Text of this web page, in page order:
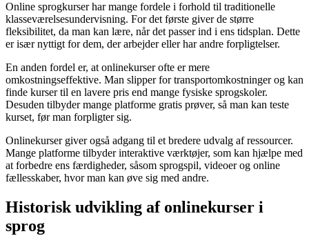
Online sprogkurser har mange fordele i forhold til traditionelle
klasseværelsesundervisning. For det første giver de større
fleksibilitet, da man kan lære, når det passer ind i ens tidsplan. Dette
er især nyttigt for dem, der arbejder eller har andre forpligtelser.
En anden fordel er, at onlinekurser ofte er mere
omkostningseffektive. Man slipper for transportomkostninger og kan
finde kurser til en lavere pris end mange fysiske sprogskoler.
Desuden tilbyder mange platforme gratis prøver, så man kan teste
kurset, før man forpligter sig.
Onlinekurser giver også adgang til et bredere udvalg af ressourcer.
Mange platforme tilbyder interaktive værktøjer, som kan hjælpe med
at forbedre ens færdigheder, såsom sprogspil, videoer og online
fællesskaber, hvor man kan øve sig med andre.
Historisk udvikling af onlinekurser i
sprog